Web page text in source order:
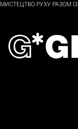
МИСТЕЦТВО РУХУ РАЗОМ ІЗ